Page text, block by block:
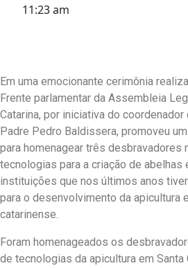
11:23 am
Em uma emocionante cerimônia
Frente parlamentar da Assembleia
Catarina, por iniciativa do
Padre Pedro Baldissera, promoveu
para homenagear três desbravadores
tecnologias para a criação de abelhas
instituições que nos últimos anos
para o desenvolvimento da apicultura
catarinense.
Foram homenageados os
de tecnologias da apicultura em Santa